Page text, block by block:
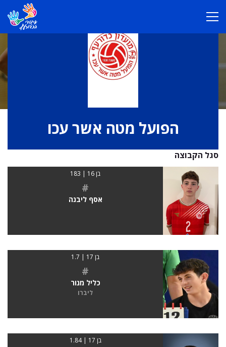
הפועל מטה אשר עכו
סגל הקבוצה
בן 16 | 183
#
אסף ליבנה
בן 17 | 1.7
#
כליל מנור
ליברו
בן 17 | 1.84